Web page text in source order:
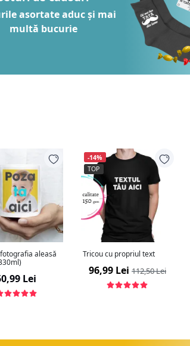
asortate aduc și mai
multă bucurie
aleasă
Lei
-14%
TOP
Tricou cu propriul text
96,99 Lei 112,50 Lei